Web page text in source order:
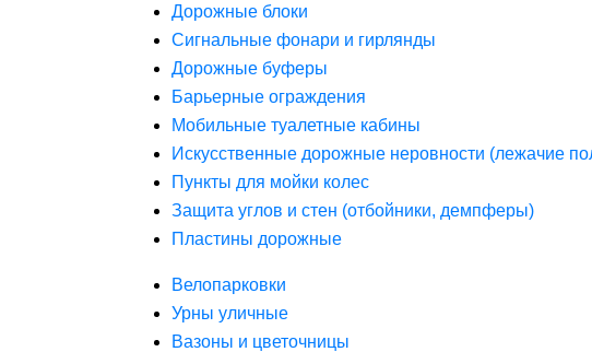
Дорожные блоки
Сигнальные фонари и гирлянды
Дорожные буферы
Барьерные ограждения
Мобильные туалетные кабины
Искусственные дорожные неровности (лежачие
Пункты для мойки колес
Защита углов и стен (отбойники, демпферы)
Пластины дорожные
Велопарковки
Урны уличные
Вазоны и цветочницы